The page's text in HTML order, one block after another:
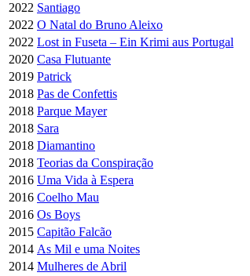
2022 Santiago
2022 O Natal do Bruno Aleixo
2022 Lost in Fuseta – Ein Krimi aus Portugal
2020 Casa Flutuante
2019 Patrick
2018 Pas de Confettis
2018 Parque Mayer
2018 Sara
2018 Diamantino
2018 Teorias da Conspiração
2016 Uma Vida à Espera
2016 Coelho Mau
2016 Os Boys
2015 Capitão Falcão
2014 As Mil e uma Noites
2014 Mulheres de Abril